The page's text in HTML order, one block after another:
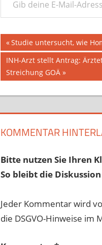
Vorheriger
Beitrag:
Studie untersucht, wie
Nächster
Beitrag:
INH-Arzt stellt Antrag:
Streichung GOÄ
KOMMENTAR
Bitte nutzen Sie Ihren
So bleibt die
Jeder Kommentar wird
die DSGVO-Hinweise im